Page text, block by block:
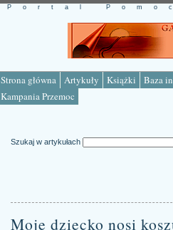
Strona główna Artykuły Książki
Baza
Kampania Przemoc
Portal
Szukaj w artykułach
Moje dziecko nosi